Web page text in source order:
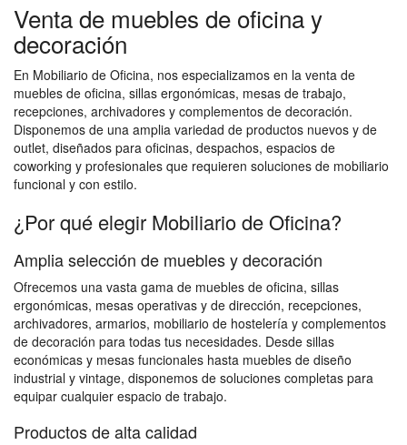
Venta de muebles de oficina y
decoración
En Mobiliario de Oficina, nos especializamos en la venta de
muebles de oficina, sillas ergonómicas, mesas de trabajo,
recepciones, archivadores y complementos de decoración.
Disponemos de una amplia variedad de productos nuevos y de
outlet, diseñados para oficinas, despachos, espacios de
coworking y profesionales que requieren soluciones de mobiliario
funcional y con estilo.
¿Por qué elegir Mobiliario de Oficina?
Amplia selección de muebles y decoración
Ofrecemos una vasta gama de muebles de oficina, sillas
ergonómicas, mesas operativas y de dirección, recepciones,
archivadores, armarios, mobiliario de hostelería y complementos
de decoración para todas tus necesidades. Desde sillas
económicas y mesas funcionales hasta muebles de diseño
industrial y vintage, disponemos de soluciones completas para
equipar cualquier espacio de trabajo.
Productos de alta calidad